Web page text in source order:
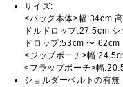
サイズ:
<バッグ本体>幅:34cm
ドルドロップ:27.5cm
ドロップ:53cm 〜 62cm
<ジップポーチ>幅
<フラップポーチ>幅
ショルダーベルトの有無